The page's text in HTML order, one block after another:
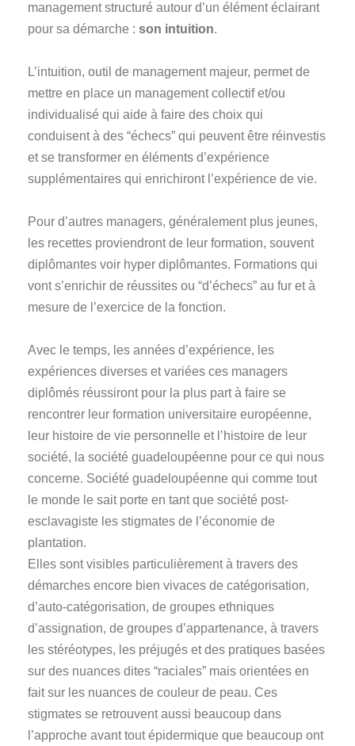
management structuré autour d’un élément éclairant
pour sa démarche : son intuition.
L’intuition, outil de management majeur, permet de
mettre en place un management collectif et/ou
individualisé qui aide à faire des choix qui
conduisent à des “échecs” qui peuvent être réinvestis
et se transformer en éléments d’expérience
supplémentaires qui enrichiront l’expérience de vie.
Pour d’autres managers, généralement plus jeunes,
les recettes proviendront de leur formation, souvent
diplômantes voir hyper diplômantes. Formations qui
vont s’enrichir de réussites ou “d’échecs” au fur et à
mesure de l’exercice de la fonction.
Avec le temps, les années d’expérience, les
expériences diverses et variées ces managers
diplômés réussiront pour la plus part à faire se
rencontrer leur formation universitaire européenne,
leur histoire de vie personnelle et l’histoire de leur
société, la société guadeloupéenne pour ce qui nous
concerne. Société guadeloupéenne qui comme tout
le monde le sait porte en tant que société post-
esclavagiste les stigmates de l’économie de
plantation.
Elles sont visibles particulièrement à travers des
démarches encore bien vivaces de catégorisation,
d’auto-catégorisation, de groupes ethniques
d’assignation, de groupes d’appartenance, à travers
les stéréotypes, les préjugés et des pratiques basées
sur des nuances dites “raciales” mais orientées en
fait sur les nuances de couleur de peau. Ces
stigmates se retrouvent aussi beaucoup dans
l’approche avant tout épidermique que beaucoup ont